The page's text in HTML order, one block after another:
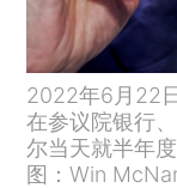
2022年6月22
在参议院银行
尔当天就半年
图：Win